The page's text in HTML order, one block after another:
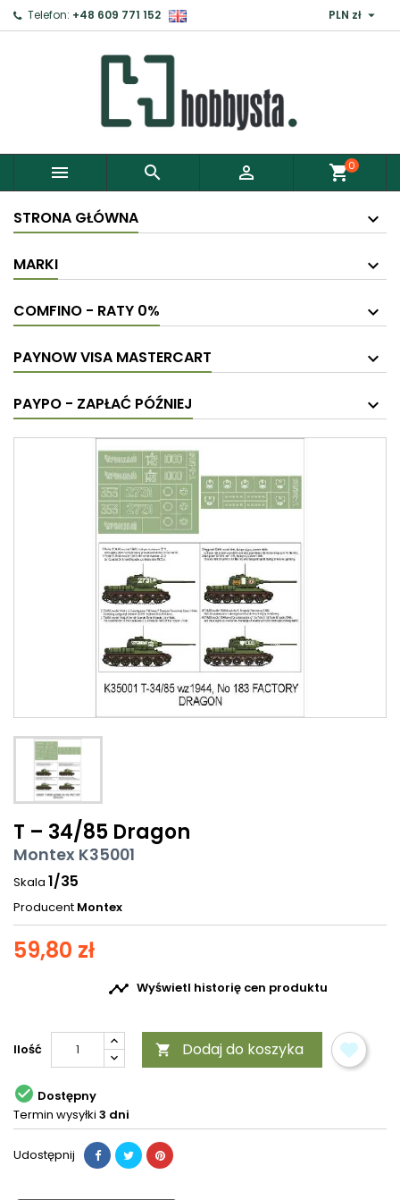
Telefon: +48 609 771 152 PLN zł 
   shopping_cart0
STRONA GŁÓWNA
MARKI
COMFINO - RATY 0%
PAYNOW VISA MASTERCART
PAYPO - ZAPŁAĆ PÓŹNIEJ
T – 34/85 Dragon
Montex K35001
Skala 1/35
Producent Montex
59,80 zł
 Wyświetl historię cen produktu
Ilość  Dodaj do koszyka
 Dostępny
Termin wysyłki 3 dni
Udostępnij